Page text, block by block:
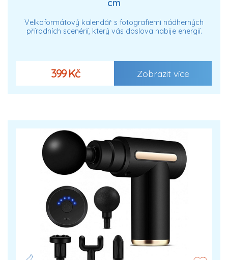
cm
Velkoformátový kalendář s fotografiemi nádherných
přírodních scenérií, který vás doslova nabije energií.
399 Kč Zobrazit více